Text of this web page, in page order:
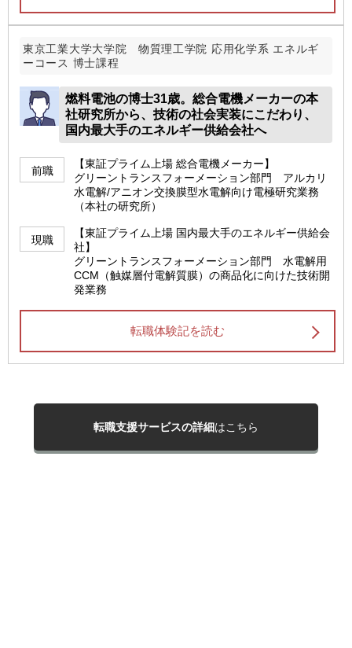
東京工業大学大学院 物質理工学院 応用化学系 エネルギ
ーコース 博士課程
燃料電池の博士31歳。総合電機メーカーの本
社研究所から、技術の社会実装にこだわり、
国内最大手のエネルギー供給会社へ
前職
【東証プライム上場 総合電機メーカー】
グリーントランスフォーメーション部門 アルカリ
水電解/アニオン交換膜型水電解向け電極研究業務
（本社の研究所）
現職
【東証プライム上場 国内最大手のエネルギー供給会
社】
グリーントランスフォーメーション部門 水電解用
CCM（触媒層付電解質膜）の商品化に向けた技術開
発業務
転職体験記を読む
転職支援サービスの詳細はこちら